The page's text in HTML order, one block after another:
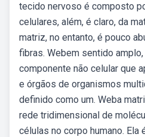
tecido nervoso é composto
celulares, além, é claro, da
matriz, no entanto, é pouco
fibras. Webem sentido
componente não celular que
e órgãos de organismos
definido como um. Weba
rede tridimensional de
células no corpo humano. Ela